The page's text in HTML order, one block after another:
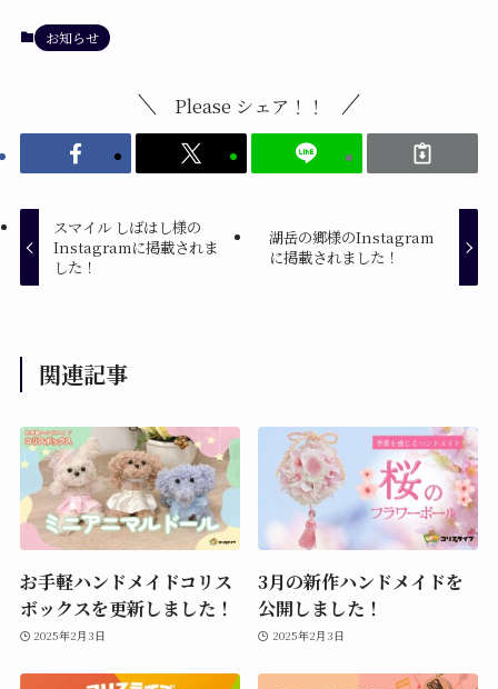
お知らせ
Please シェア！！
スマイル しばはし様の
Instagramに掲載されま
した！
湖岳の郷様のInstagram
に掲載されました！
関連記事
お手軽ハンドメイドコリス
ボックスを更新しました！
2025年2月3日
3月の新作ハンドメイドを
公開しました！
2025年2月3日